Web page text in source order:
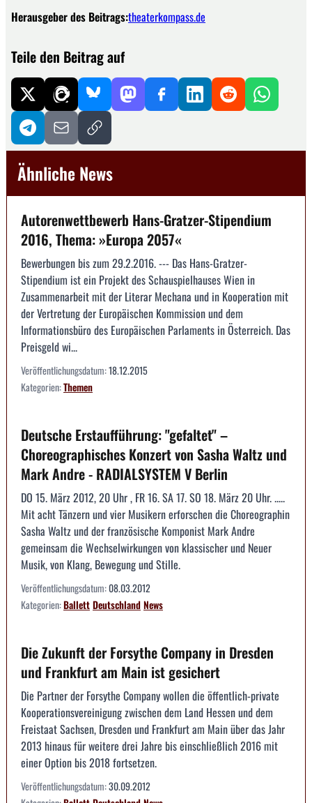
Herausgeber des Beitrags:theaterkompass.de
Teile den Beitrag auf
Ähnliche News
Autorenwettbewerb Hans-Gratzer-Stipendium
2016, Thema: »Europa 2057«
Bewerbungen bis zum 29.2.2016. --- Das Hans-Gratzer-
Stipendium ist ein Projekt des Schauspielhauses Wien in
Zusammenarbeit mit der Literar Mechana und in Kooperation mit
der Vertretung der Europäischen Kommission und dem
Informationsbüro des Europäischen Parlaments in Österreich. Das
Preisgeld wi...
Veröffentlichungsdatum:18.12.2015
Kategorien:Themen
Deutsche Erstaufführung: "gefaltet" –
Choreographisches Konzert von Sasha Waltz und
Mark Andre - RADIALSYSTEM V Berlin
DO 15. März 2012, 20 Uhr , FR 16. SA 17. SO 18. März 20 Uhr. .....
Mit acht Tänzern und vier Musikern erforschen die Choreographin
Sasha Waltz und der französische Komponist Mark Andre
gemeinsam die Wechselwirkungen von klassischer und Neuer
Musik, von Klang, Bewegung und Stille.
Veröffentlichungsdatum:08.03.2012
Kategorien:BallettDeutschlandNews
Die Zukunft der Forsythe Company in Dresden
und Frankfurt am Main ist gesichert
Die Partner der Forsythe Company wollen die öffentlich-private
Kooperationsvereinigung zwischen dem Land Hessen und dem
Freistaat Sachsen, Dresden und Frankfurt am Main über das Jahr
2013 hinaus für weitere drei Jahre bis einschließlich 2016 mit
einer Option bis 2018 fortsetzen.
Veröffentlichungsdatum:30.09.2012